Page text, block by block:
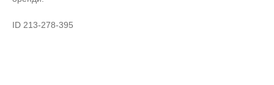
ID 213-278-395